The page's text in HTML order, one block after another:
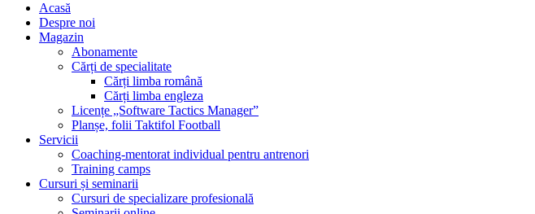
Acasă
Despre noi
Magazin
Abonamente
Cărți de specialitate
Cărți limba română
Cărți limba engleza
Licențe „Software Tactics Manager”
Planșe, folii Taktifol Football
Servicii
Coaching-mentorat individual pentru antrenori
Training camps
Cursuri și seminarii
Cursuri de specializare profesională